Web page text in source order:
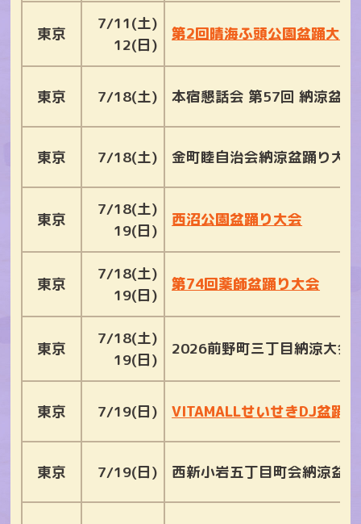
東京
7/11(土)
12(日)
第2回晴海ふ頭公園盆踊大会
東京 7/18(土) 本宿懇話会 第57回 納涼盆
東京 7/18(土) 金町睦自治会納涼盆踊り大会
東京
7/18(土)
19(日)
西沼公園盆踊り大会
東京
7/18(土)
19(日)
第74回薬師盆踊り大会
東京
7/18(土)
19(日)
2026前野町三丁目納涼大会
東京 7/19(日) VITAMALLせいせきDJ盆踊
東京 7/19(日) 西新小岩五丁目町会納涼盆